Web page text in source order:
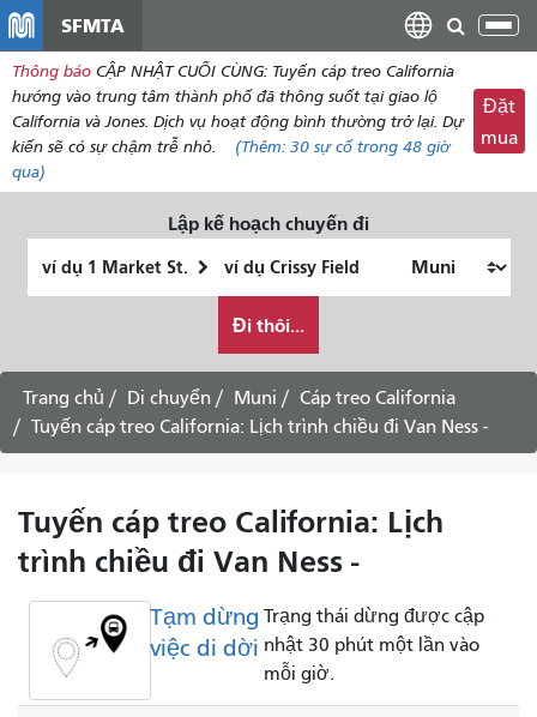
dung
SFMTA
Thông báo CẬP NHẬT CUỐI CÙNG: Tuyến cáp treo California
hướng vào trung tâm thành phố đã thông suốt tại giao lộ
California và Jones. Dịch vụ hoạt động bình thường trở lại. Dự
kiến ​​sẽ có sự chậm trễ nhỏ.
(Thêm: 30 sự cố trong 48 giờ
qua)
Đặt
mua
Lập kế hoạch chuyến đi
thúc
muốn
đi
du
lịch
như
nào
Đi thôi...
Trang chủ Di chuyển Muni
Cáp treo California
Tuyến cáp treo California: Lịch trình chiều đi Van Ness -
Tuyến cáp treo California: Lịch
trình chiều đi Van Ness -
Tạm dừng
việc di dời
Trạng thái dừng được cập
nhật 30 phút một lần vào
mỗi giờ.